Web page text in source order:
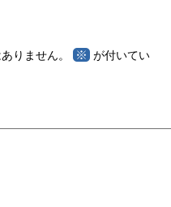
りません。 ※ が付いてい